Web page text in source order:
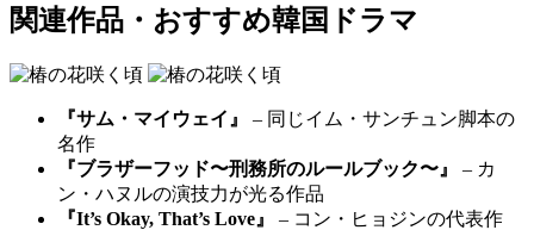
関連作品・おすすめ韓国ドラマ
『サム・マイウェイ』
– 同じイム・サンチュン脚本の
名作
『ブラザーフッド〜刑務所のルールブック〜』
– カ
ン・ハヌルの演技力が光る作品
『It’s Okay, That’s Love』
– コン・ヒョジンの代表作